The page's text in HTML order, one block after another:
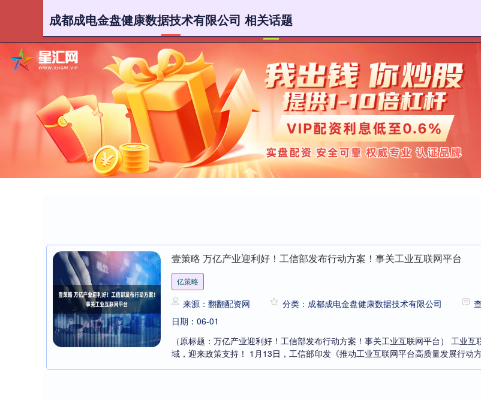
首页 成都成电金盘
成都成电金盘健康数据技术有限公司 相关话题
壹策略 万亿产业迎利好！工信部发布行动方案！事关工业互联网平台
亿策略
来源：翻翻配资网 分类：成都成电金盘健康数据技术有限公司
日期：06-01
（原标题：万亿产业迎利好！工信部发布行动方案！事关工业互联网平台） 工业互
域，迎来政策支持！ 1月13日，工信部印发《推动工业互联网平台高质量发展行动